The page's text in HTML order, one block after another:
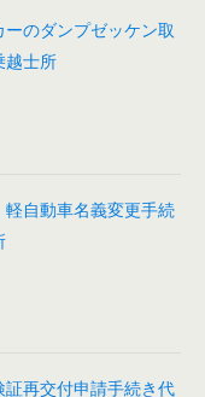
のダンプゼッケン取
越士所
自動車名義変更手続
再交付申請手続き代